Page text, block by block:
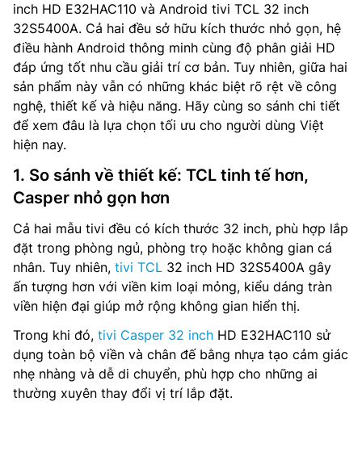
inch HD E32HAC110 và Android tivi TCL 32 inch
32S5400A. Cả hai đều sở hữu kích thước nhỏ gọn, hệ
điều hành Android thông minh cùng độ phân giải HD
đáp ứng tốt nhu cầu giải trí cơ bản. Tuy nhiên, giữa hai
sản phẩm này vẫn có những khác biệt rõ rệt về công
nghệ, thiết kế và hiệu năng. Hãy cùng so sánh chi tiết
để xem đâu là lựa chọn tối ưu cho người dùng Việt
hiện nay.
1. So sánh về thiết kế: TCL tinh tế hơn,
Casper nhỏ gọn hơn
Cả hai mẫu tivi đều có kích thước 32 inch, phù hợp lắp
đặt trong phòng ngủ, phòng trọ hoặc không gian cá
nhân. Tuy nhiên, tivi TCL 32 inch HD 32S5400A gây
ấn tượng hơn với viền kim loại mỏng, kiểu dáng tràn
viền hiện đại giúp mở rộng không gian hiển thị.
Trong khi đó, tivi Casper 32 inch HD E32HAC110 sử
dụng toàn bộ viền và chân đế bằng nhựa tạo cảm giác
nhẹ nhàng và dễ di chuyển, phù hợp cho những ai
thường xuyên thay đổi vị trí lắp đặt.